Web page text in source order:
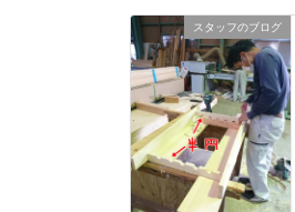
スタッフのブログ